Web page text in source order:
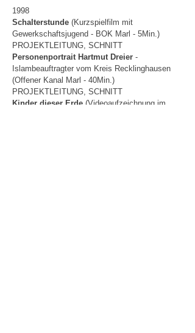
1998
Schalterstunde (Kurzspielfilm mit
Gewerkschaftsjugend - BOK Marl - 5Min.)
PROJEKTLEITUNG, SCHNITT
Personenportrait Hartmut Dreier -
Islambeauftragter vom Kreis Recklinghausen
(Offener Kanal Marl - 40Min.)
PROJEKTLEITUNG, SCHNITT
Kinder dieser Erde (Videoaufzeichnung im